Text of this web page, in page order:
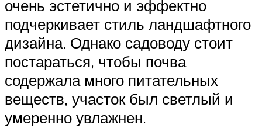
очень эстетично и эффектно
подчеркивает стиль ландшафтного
дизайна. Однако садоводу стоит
постараться, чтобы почва
содержала много питательных
веществ, участок был светлый и
умеренно увлажнен.